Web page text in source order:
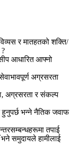
र मातहतको शक्ति/
सीप आधारित आफ्नो
अग्रसरता
अग्रसरता र संकल्प
हुनुपर्छ भन्ने नैतिक जवाफ
तपाई
भने समुदायले हामीलाई